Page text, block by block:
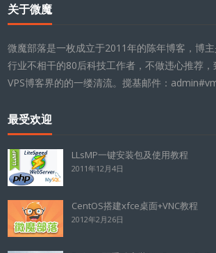
关于微魔
微魔部落是一枚成立于2011年的陈年博客，博
行业不相干的80后科技工作者，不做违心推荐
VPS博客界的的一缕清流。搅基邮件：
最受欢迎
LLsMP一键安装包及使用教程
2011年12月4日
CentOS搭建xfce桌面+VNC教程
2012年2月26日